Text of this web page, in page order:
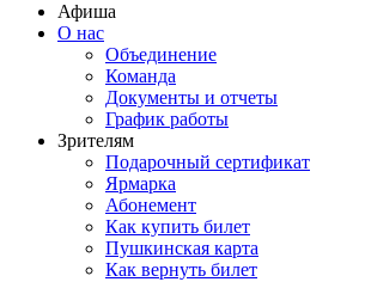
Афиша
О нас
Объединение
Команда
Документы и отчеты
График работы
Зрителям
Подарочный сертификат
Ярмарка
Абонемент
Как купить билет
Пушкинская карта
Как вернуть билет